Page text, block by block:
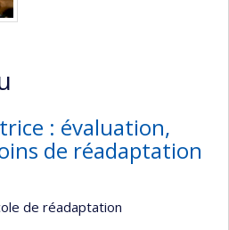
: évaluation,
de réadaptation
de réadaptation